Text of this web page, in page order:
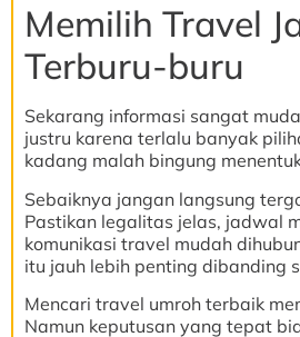
Memilih Travel
Terburu-buru
Sekarang informasi sangat
justru karena terlalu banyak
kadang malah bingung
Sebaiknya jangan langsung
Pastikan legalitas jelas, jadwal
komunikasi travel mudah
itu jauh lebih penting dibanding
Mencari travel umroh terbaik
Namun keputusan yang tepat